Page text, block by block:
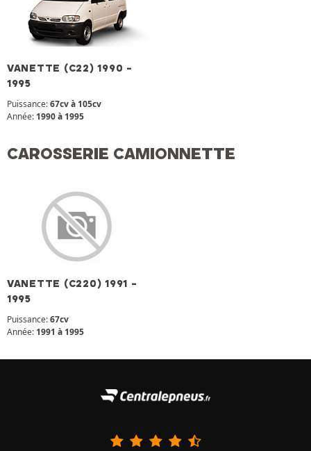
VANETTE (C22) 1990 -
1995
Puissance:67cv à 105cv
Année: 1990 à 1995
CAROSSERIE CAMIONNETTE
VANETTE (C220) 1991 -
1995
Puissance:67cv
Année: 1991 à 1995